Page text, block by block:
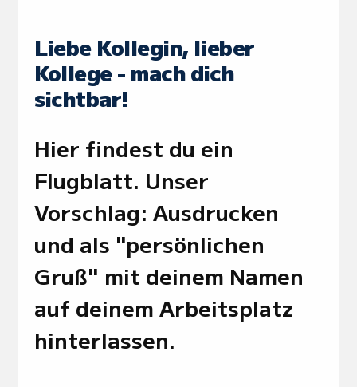
Liebe Kollegin, lieber
Kollege - mach dich
sichtbar!
Hier findest du ein
Flugblatt. Unser
Vorschlag: Ausdrucken
und als "persönlichen
Gruß" mit deinem Namen
auf deinem Arbeitsplatz
hinterlassen.